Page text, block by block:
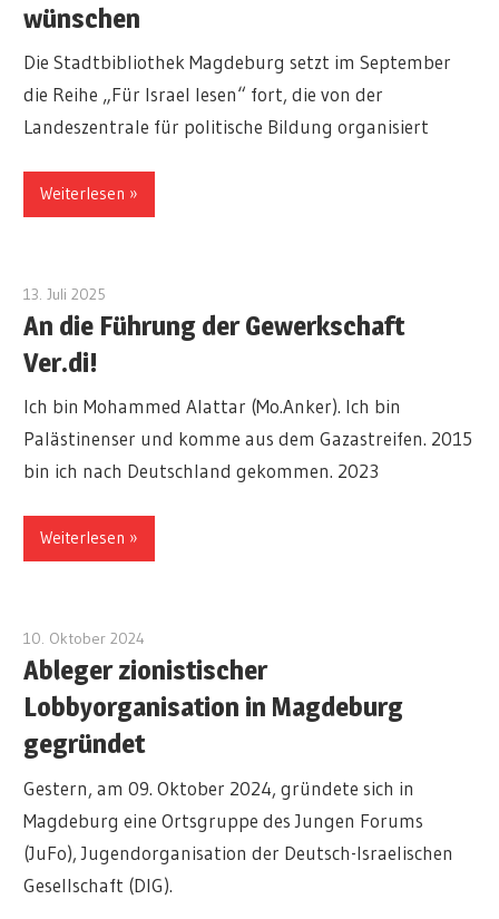
wünschen
Die Stadtbibliothek Magdeburg setzt im September
die Reihe „Für Israel lesen“ fort, die von der
Landeszentrale für politische Bildung organisiert
Weiterlesen
13. Juli 2025
An die Führung der Gewerkschaft
Ver.di!
Ich bin Mohammed Alattar (Mo.Anker). Ich bin
Palästinenser und komme aus dem Gazastreifen. 2015
bin ich nach Deutschland gekommen. 2023
Weiterlesen
10. Oktober 2024
Ableger zionistischer
Lobbyorganisation in Magdeburg
gegründet
Gestern, am 09. Oktober 2024, gründete sich in
Magdeburg eine Ortsgruppe des Jungen Forums
(JuFo), Jugendorganisation der Deutsch-Israelischen
Gesellschaft (DIG).